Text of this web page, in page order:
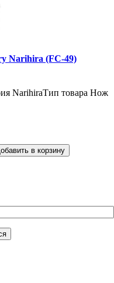
Narihira (FC-49)
NarihiraТип товара Нож